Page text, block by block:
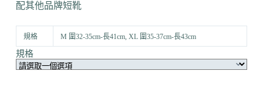
配其他品牌短靴
規格 M 圍32-35cm-長41cm, XL 圍35-37cm-長43cm
規格